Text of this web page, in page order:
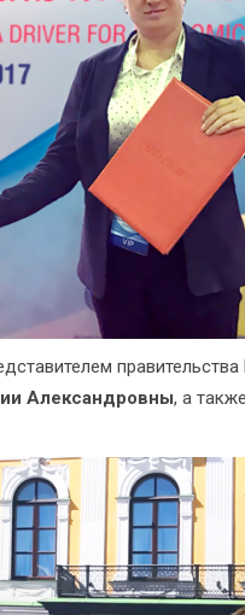
Александровны, а